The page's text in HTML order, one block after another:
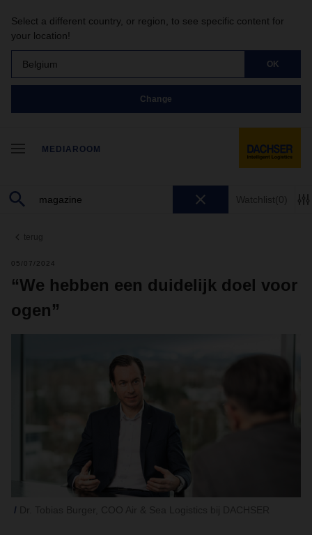
Select a different country, or region, to see specific content for
your location!
Belgium OK
Change
MEDIAROOM
Watchlist(0)
terug
05/07/2024
“We hebben een duidelijk doel voor
ogen”